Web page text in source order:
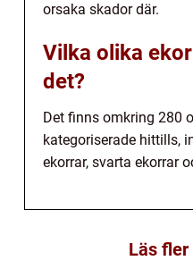
orsaka skador där.
Vilka olika
det?
Det finns omkring 280
kategoriserade hittills,
ekorrar, svarta ekorrar
Läs